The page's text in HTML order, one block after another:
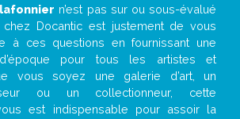
n’est pas sur ou sous-évalué
Docantic est justement de vous
à ces questions en fournissant une
d’époque pour tous les artistes et
vous soyez une galerie d’art, un
ou un collectionneur, cette
est indispensable pour assoir la